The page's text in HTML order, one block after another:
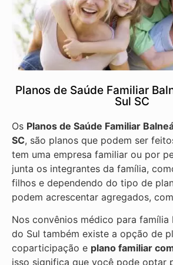
Planos de Saúde Familiar
Sul SC
Os Planos de Saúde Familiar
SC, são planos que podem ser
tem uma empresa familiar ou por
junta os integrantes da família,
filhos e dependendo do tipo de
podem acrescentar agregados,
Nos convênios médico para família
do Sul também existe a opção de
coparticipação e plano familiar
isso significa que você pode optar